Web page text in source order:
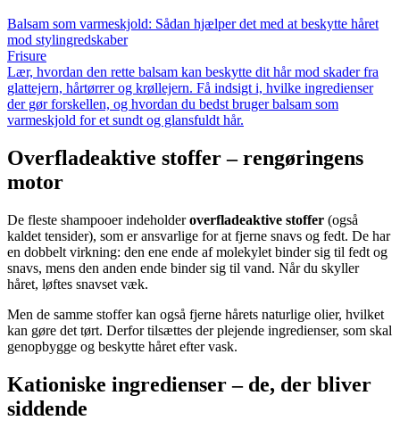
Balsam som varmeskjold: Sådan hjælper det med at beskytte håret
mod stylingredskaber
Frisure
Lær, hvordan den rette balsam kan beskytte dit hår mod skader fra
glattejern, hårtørrer og krøllejern. Få indsigt i, hvilke ingredienser
der gør forskellen, og hvordan du bedst bruger balsam som
varmeskjold for et sundt og glansfuldt hår.
Overfladeaktive stoffer – rengøringens
motor
De fleste shampooer indeholderoverfladeaktive stoffer (også
kaldet tensider), som er ansvarlige for at fjerne snavs og fedt. De har
en dobbelt virkning: den ene ende af molekylet binder sig til fedt og
snavs, mens den anden ende binder sig til vand. Når du skyller
håret, løftes snavset væk.
Men de samme stoffer kan også fjerne hårets naturlige olier, hvilket
kan gøre det tørt. Derfor tilsættes der plejende ingredienser, som skal
genopbygge og beskytte håret efter vask.
Kationiske ingredienser – de, der bliver
siddende